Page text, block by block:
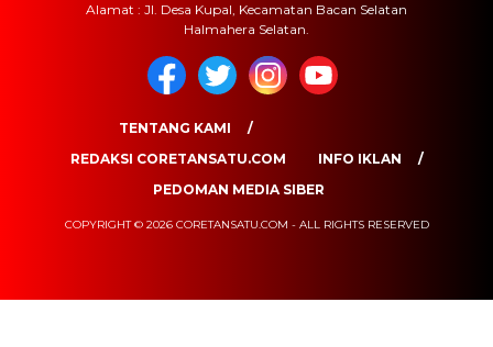
Alamat : Jl. Desa Kupal, Kecamatan Bacan Selatan
Halmahera Selatan.
TENTANG KAMI
REDAKSI CORETANSATU.COM
INFO IKLAN
PEDOMAN MEDIA SIBER
COPYRIGHT © 2026 CORETANSATU.COM - ALL RIGHTS RESERVED